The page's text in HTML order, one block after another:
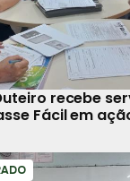
recebe
Fácil em